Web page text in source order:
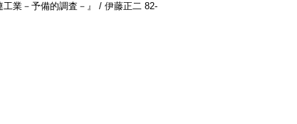
業－予備的調査－』 / 伊藤正二 82-